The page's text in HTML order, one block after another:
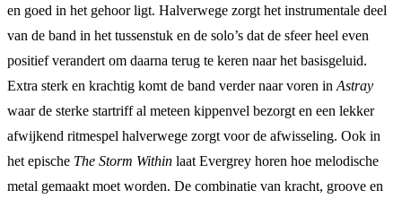
en goed in het gehoor ligt. Halverwege zorgt het instrumentale deel
van de band in het tussenstuk en de solo’s dat de sfeer heel even
positief verandert om daarna terug te keren naar het basisgeluid.
Extra sterk en krachtig komt de band verder naar voren in Astray
waar de sterke startriff al meteen kippenvel bezorgt en een lekker
afwijkend ritmespel halverwege zorgt voor de afwisseling. Ook in
het epische The Storm Within laat Evergrey horen hoe melodische
metal gemaakt moet worden. De combinatie van kracht, groove en